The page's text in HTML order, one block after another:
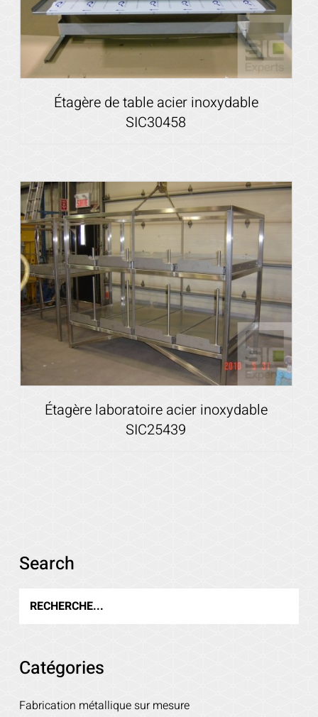
Voir les détails
Étagère de table acier inoxydable
SIC30458
Étagère laboratoire acier inoxydable
SIC25439
Search
Catégories
Fabrication métallique sur mesure